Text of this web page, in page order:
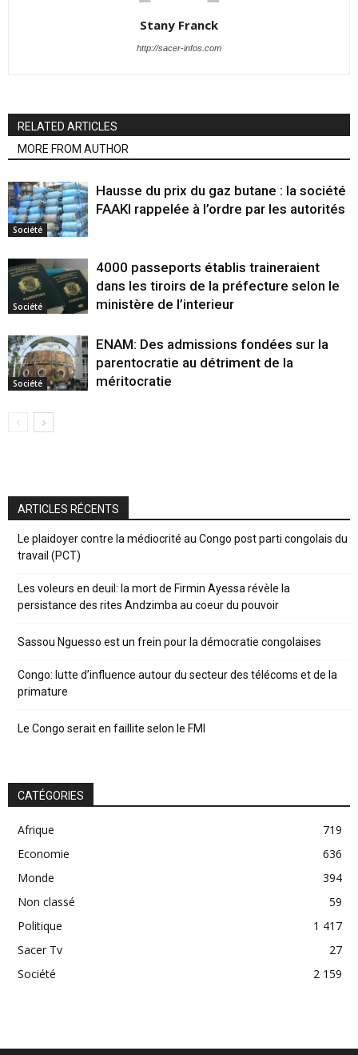
Stany Franck
http://sacer-infos.com
RELATED ARTICLES
MORE FROM AUTHOR
Société
Hausse du prix du gaz butane : la société
FAAKI rappelée à l’ordre par les autorités
Société
4000 passeports établis traineraient
dans les tiroirs de la préfecture selon le
ministère de l’interieur
Société
ENAM: Des admissions fondées sur la
parentocratie au détriment de la
méritocratie
ARTICLES RÉCENTS
Le plaidoyer contre la médiocrité au Congo post parti congolais du
travail (PCT)
Les voleurs en deuil: la mort de Firmin Ayessa révèle la
persistance des rites Andzimba au coeur du pouvoir
Sassou Nguesso est un frein pour la démocratie congolaises
Congo: lutte d’influence autour du secteur des télécoms et de la
primature
Le Congo serait en faillite selon le FMI
CATÉGORIES
Afrique
719
Economie
636
Monde
394
Non classé
59
Politique
1 417
Sacer Tv
27
Société
2 159